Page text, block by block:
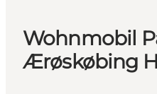
Outdoor & bike
Essen & trinken
Übernachtung
Wohnmobil
Ærøskøbing